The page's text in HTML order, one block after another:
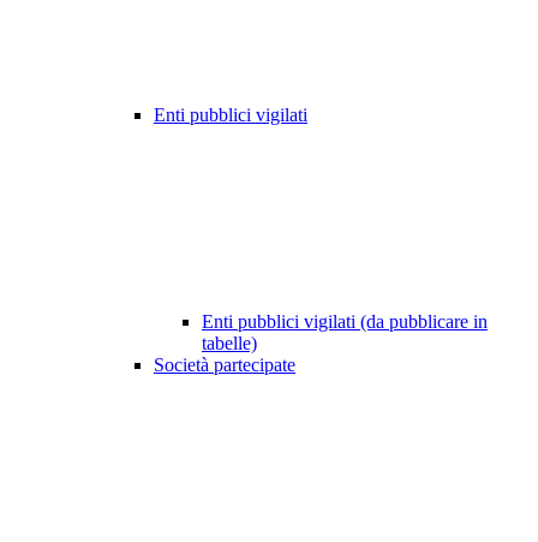
Enti pubblici vigilati
Enti pubblici vigilati (da pubblicare in
tabelle)
Società partecipate